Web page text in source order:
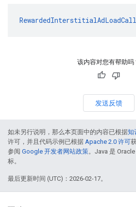
该内容对您有帮助吗
发送反馈
如未另行说明，那么本页面中的内容已根据知
许可，并且代码示例已根据 Apache 2.0 许可
参阅 Google 开发者网站政策。Java 是
标。
最后更新时间 (UTC)：2026-02-17。